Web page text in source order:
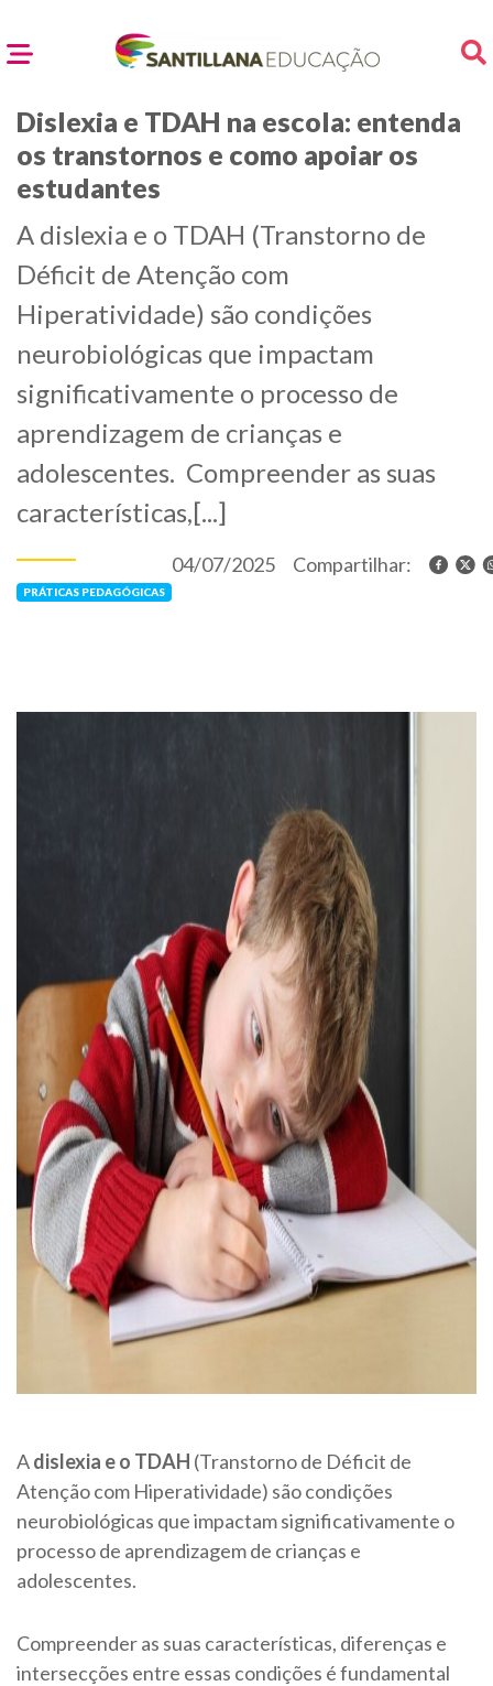
Dislexia e TDAH na escola: entenda
os transtornos e como apoiar os
estudantes
A dislexia e o TDAH (Transtorno de
Déficit de Atenção com
Hiperatividade) são condições
neurobiológicas que impactam
significativamente o processo de
aprendizagem de crianças e
adolescentes. Compreender as suas
características,[...]
PRÁTICAS PEDAGÓGICAS
04/07/2025 Compartilhar:
Adislexia e o TDAH (Transtorno de Déficit de
Atenção com Hiperatividade) são condições
neurobiológicas que impactam significativamente o
processo de aprendizagem de crianças e
adolescentes.
Compreender as suas características, diferenças e
intersecções entre essas condições é fundamental